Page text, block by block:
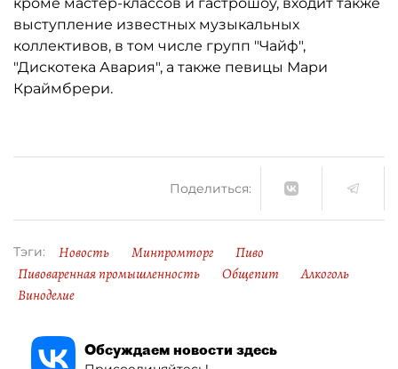
выступление известных музыкальных
коллективов, в том числе групп "Чайф",
"Дискотека Авария", а также певицы Мари
Краймбрери.
Поделиться:
Тэги: Новость Минпромторг
Пиво
Пивоваренная промышленность
Общепит
Алкоголь
Виноделие
Обсуждаем новости здесь